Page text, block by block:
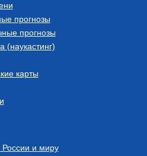
прогнозы
прогнозы
(наукастинг)
карты
и миру